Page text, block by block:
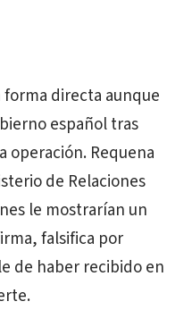
forma directa aunque
español tras
operación. Requena
de Relaciones
le mostrarían un
falsifica por
de haber recibido en